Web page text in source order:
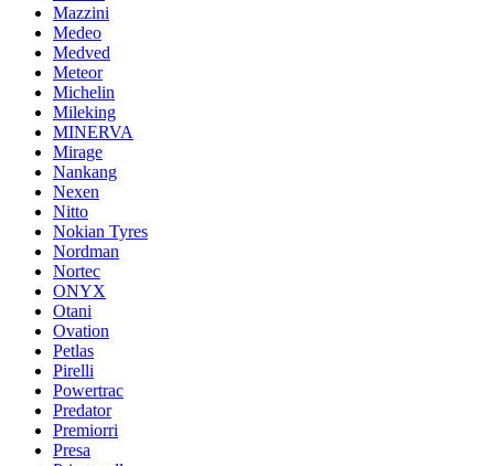
Mazzini
Medeo
Medved
Meteor
Michelin
Mileking
MINERVA
Mirage
Nankang
Nexen
Nitto
Nokian Tyres
Nordman
Nortec
ONYX
Otani
Ovation
Petlas
Pirelli
Powertrac
Predator
Premiorri
Presa